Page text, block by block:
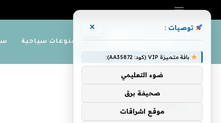
منوعات سياحية
» فتال
توصيات : ×
باقة متميزة VIP (كود: AA35872):
ضوء التعليمي
صحيفة برق
موقع اشراقات